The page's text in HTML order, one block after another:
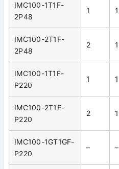
IMC100-1T1F-
2P48
1 1
IMC100-2T1F-
2P48
2 1
IMC100-1T1F-
P220
1 1
IMC100-2T1F-
P220
2 1
IMC100-1GT1GF-
P220
– –